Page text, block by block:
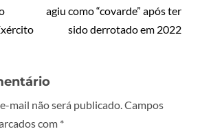
agiu como “covarde” após ter
sido derrotado em 2022
mail não será publicado. Campos
com *